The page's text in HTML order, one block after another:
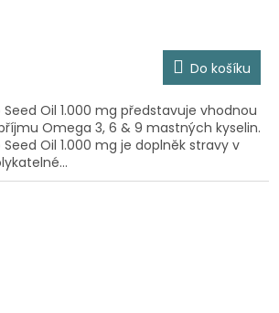
Do košíku
Oil 1.000 mg představuje vhodnou
Omega 3, 6 & 9 mastných kyselin.
Oil 1.000 mg je doplněk stravy v